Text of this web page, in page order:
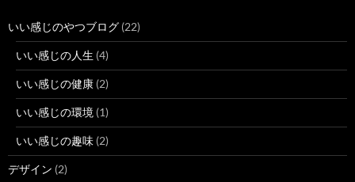
いい感じのやつブログ (22)
いい感じの人生 (4)
いい感じの健康 (2)
いい感じの環境 (1)
いい感じの趣味 (2)
デザイン (2)